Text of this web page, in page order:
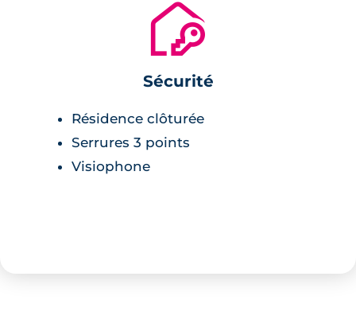
🔐
Sécurité
Résidence clôturée
Serrures 3 points
Visiophone